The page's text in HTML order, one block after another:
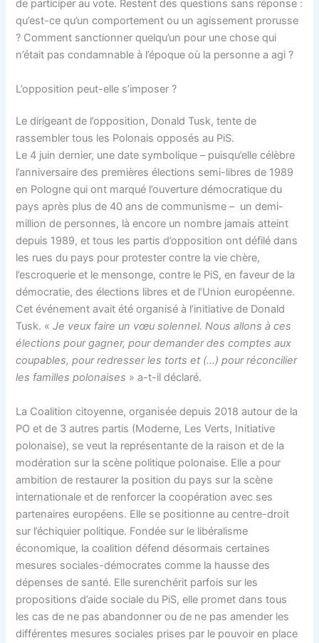
de participer au vote. Restent des questions sans réponse :
qu’est-ce qu’un comportement ou un agissement prorusse
? Comment sanctionner quelqu’un pour une chose qui
n’était pas condamnable à l’époque où la personne a agi ?
L’opposition peut-elle s’imposer ?
Le dirigeant de l’opposition, Donald Tusk, tente de
rassembler tous les Polonais opposés au PiS.
Le 4 juin dernier, une date symbolique – puisqu’elle célèbre
l’anniversaire des premières élections semi-libres de 1989
en Pologne qui ont marqué l’ouverture démocratique du
pays après plus de 40 ans de communisme – un demi-
million de personnes, là encore un nombre jamais atteint
depuis 1989, et tous les partis d’opposition ont défilé dans
les rues du pays pour protester contre la vie chère,
l’escroquerie et le mensonge, contre le PiS, en faveur de la
démocratie, des élections libres et de l’Union européenne.
Cet événement avait été organisé à l’initiative de Donald
Tusk. «Je veux faire un vœu solennel. Nous allons à ces
élections pour gagner, pour demander des comptes aux
coupables, pour redresser les torts et (…) pour réconcilier
les familles polonaises » a-t-il déclaré.
La Coalition citoyenne, organisée depuis 2018 autour de la
PO et de 3 autres partis (Moderne, Les Verts, Initiative
polonaise), se veut la représentante de la raison et de la
modération sur la scène politique polonaise. Elle a pour
ambition de restaurer la position du pays sur la scène
internationale et de renforcer la coopération avec ses
partenaires européens. Elle se positionne au centre-droit
sur l’échiquier politique. Fondée sur le libéralisme
économique, la coalition défend désormais certaines
mesures sociales-démocrates comme la hausse des
dépenses de santé. Elle surenchérit parfois sur les
propositions d’aide sociale du PiS, elle promet dans tous
les cas de ne pas abandonner ou de ne pas amender les
différentes mesures sociales prises par le pouvoir en place